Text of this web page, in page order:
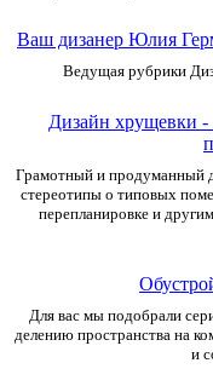
Ваш дизанер Юлия
Ведущая рубрики
Дизайн хрущевки -
Грамотный и продуманный
стереотипы о типовых
перепланировке и
Для вас мы подобрали
делению пространства на
и